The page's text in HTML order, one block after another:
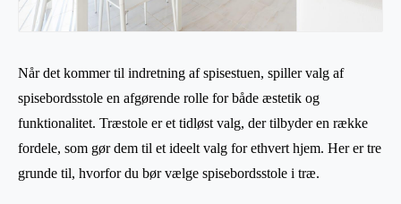
Når det kommer til indretning af spisestuen, spiller valg af
spisebordsstole en afgørende rolle for både æstetik og
funktionalitet. Træstole er et tidløst valg, der tilbyder en række
fordele, som gør dem til et ideelt valg for ethvert hjem. Her er tre
grunde til, hvorfor du bør vælge spisebordsstole i træ.